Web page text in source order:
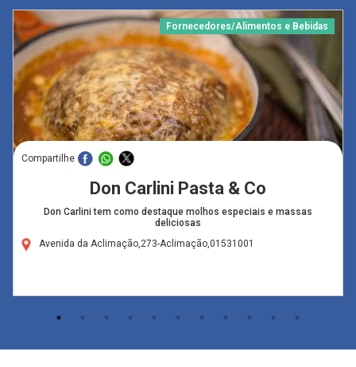
Fornecedores/Alimentos e Bebidas
Compartilhe
Don Carlini Pasta & Co
Don Carlini tem como destaque molhos especiais e massas
deliciosas
Avenida da Aclimação,273-Aclimação,01531001